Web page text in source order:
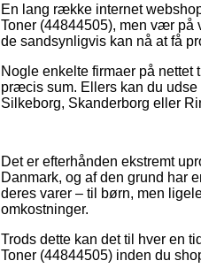
En lang række internet
Toner (44844505), men vær på
de sandsynligvis kan nå at få
Nogle enkelte firmaer på
præcis sum. Ellers kan du
Silkeborg, Skanderborg eller
Det er efterhånden ekstremt
Danmark, og af den grund har
deres varer – til børn, men
omkostninger.
Trods dette kan det til hver en
Toner (44844505) inden du